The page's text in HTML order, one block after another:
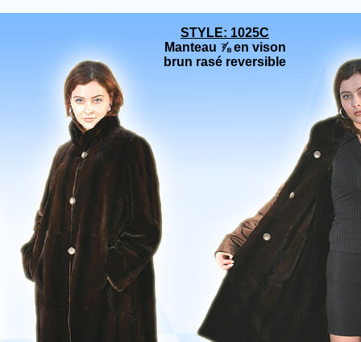
STYLE: 1025C
Manteau ⅞ en vison
brun rasé reversible